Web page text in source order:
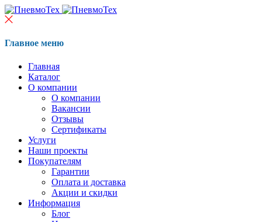
Главное меню
Главная
Каталог
О компании
О компании
Вакансии
Отзывы
Сертификаты
Услуги
Наши проекты
Покупателям
Гарантии
Оплата и доставка
Акции и скидки
Информация
Блог